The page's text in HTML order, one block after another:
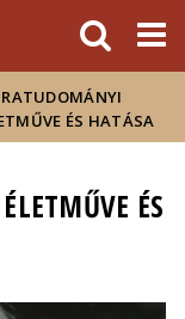
ÉS HATÁSA
ÉS